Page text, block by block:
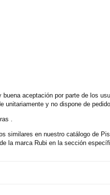
aceptación por parte de los
y no dispone de
.
similares en nuestro catálogo de
la marca Rubi en la sección